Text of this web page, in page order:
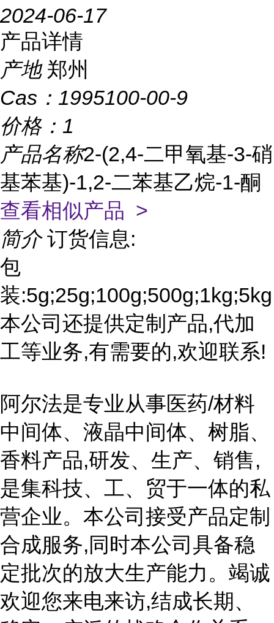
2024-06-17
产品详情
产地 郑州
Cas： 1995100-00-9
价格： 1
产品名称2-(2,4-二甲氧基-3-硝
基苯基)-1,2-二苯基乙烷-1-酮
查看相似产品 >
简介 订货信息:
包
装:5g;25g;100g;500g;1kg;5kg
本公司还提供定制产品,代加
工等业务,有需要的,欢迎联系!
阿尔法是专业从事医药/材料
中间体、液晶中间体、树脂、
香料产品,研发、生产、销售,
是集科技、工、贸于一体的私
营企业。本公司接受产品定制
合成服务,同时本公司具备稳
定批次的放大生产能力。竭诚
欢迎您来电来访,结成长期、